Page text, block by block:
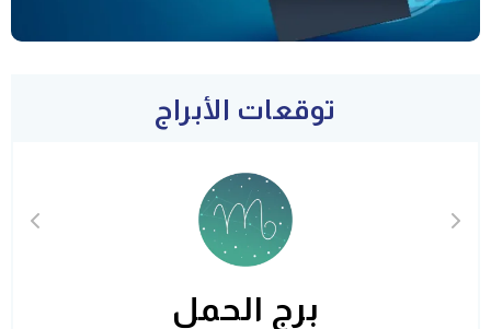
توقعات الأبراج
برج الحمل